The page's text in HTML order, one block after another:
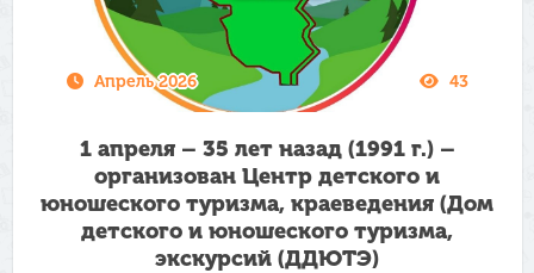
Апрель 2026 43
1 апреля – 35 лет назад (1991 г.) –
организован Центр детского и
юношеского туризма, краеведения (Дом
детского и юношеского туризма,
экскурсий (ДДЮТЭ)